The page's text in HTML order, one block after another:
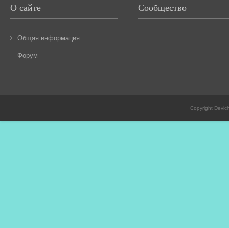
О сайте
Общая информация
Форум
Сообщество
Copyright